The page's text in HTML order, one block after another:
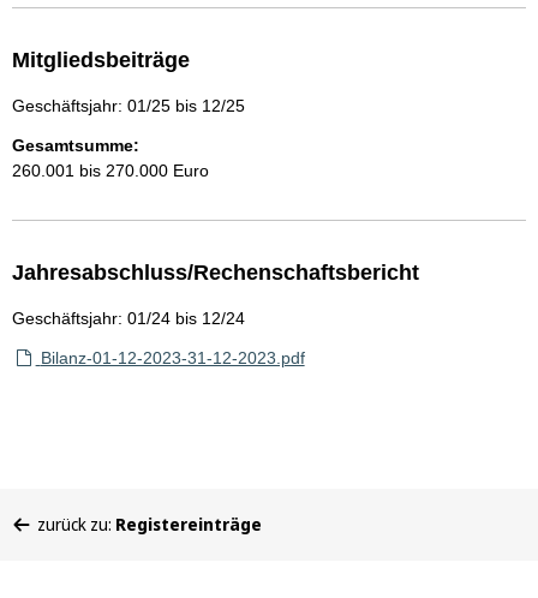
Mitgliedsbeiträge
Geschäftsjahr: 01/25 bis 12/25
Gesamtsumme:
260.001 bis 270.000 Euro
Jahresabschluss/Rechenschaftsbericht
Geschäftsjahr: 01/24 bis 12/24
Bilanz-01-12-2023-31-12-2023.pdf
befinden
zurück zu: Registereinträge